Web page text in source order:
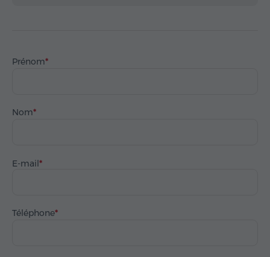
Prénom
Nom
E-mail
Téléphone